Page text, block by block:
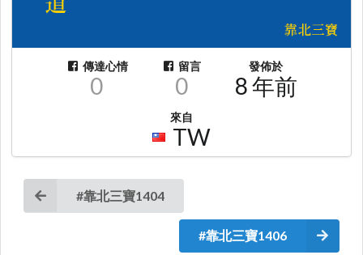
傳達心情
0
留言
0
發佈於
8 年前
來自
TW
#靠北三寶1404
#靠北三寶1406